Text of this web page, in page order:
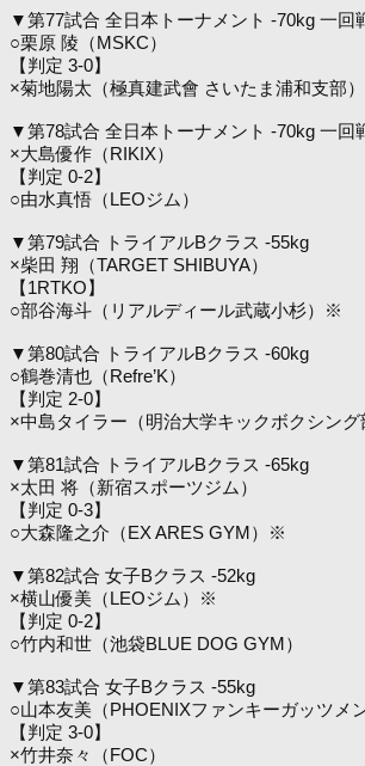
▼第77試合 全日本トーナメント -70kg 一
○栗原 陵（MSKC）
【判定 3-0】
×菊地陽太（極真建武會 さいたま浦和支部）
▼第78試合 全日本トーナメント -70kg 一
×大島優作（RIKIX）
【判定 0-2】
○由水真悟（LEOジム）
▼第79試合 トライアルBクラス -55kg
×柴田 翔（TARGET SHIBUYA）
【1RTKO】
○部谷海斗（リアルディール武蔵小杉）※
▼第80試合 トライアルBクラス -60kg
○鶴巻清也（Refre’K）
【判定 2-0】
×中島タイラー（明治大学キックボクシン
▼第81試合 トライアルBクラス -65kg
×太田 将（新宿スポーツジム）
【判定 0-3】
○大森隆之介（EX ARES GYM）※
▼第82試合 女子Bクラス -52kg
×横山優美（LEOジム）※
【判定 0-2】
○竹内和世（池袋BLUE DOG GYM）
▼第83試合 女子Bクラス -55kg
○山本友美（PHOENIXファンキーガッツメ
【判定 3-0】
×竹井奈々（FOC）